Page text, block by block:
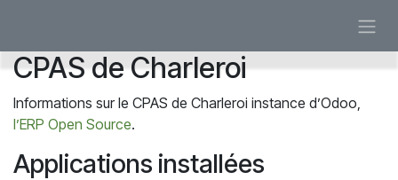
CPAS de Charleroi
Informations sur le CPAS de Charleroi instance d’Odoo,
l’ERP Open Source.
Applications installées